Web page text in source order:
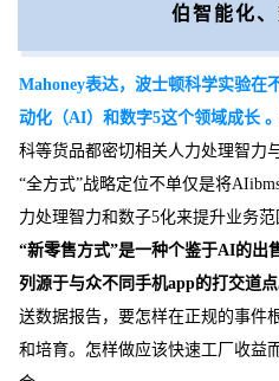
伯智能化
Mahoney表达，波士顿科学实验在
动化（AI）和数字5这个领域成长 。
科等货品都密切相关人力处理智力
“全方式”战略定位不单仅是将
力处理智力和数子5化来提升业务范
“新零售方式”是一种个鉴于AI的出
列源于与众不同手机app的打交道点
送数据报告，要怎样在正规的事件
和培育。怎样做应该快速工厂收益